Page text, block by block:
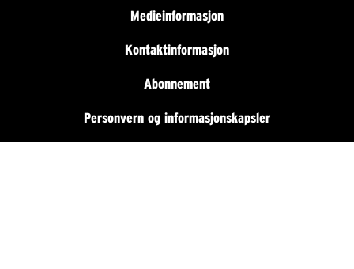
Medieinformasjon
Kontaktinformasjon
Abonnement
Personvern og informasjonskapsler